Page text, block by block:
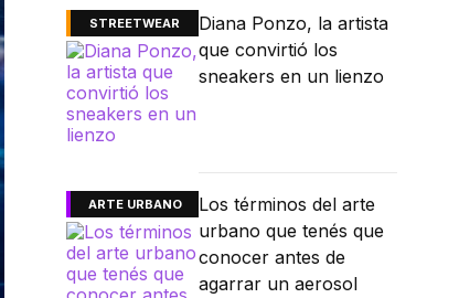
STREETWEAR
Diana Ponzo, la artista
que convirtió los
sneakers en un lienzo
ARTE URBANO
Los términos del arte
urbano que tenés que
conocer antes de
agarrar un aerosol